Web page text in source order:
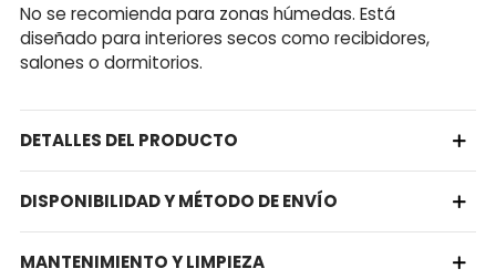
No se recomienda para zonas húmedas. Está
diseñado para interiores secos como recibidores,
salones o dormitorios.
DETALLES DEL PRODUCTO
DISPONIBILIDAD Y MÉTODO DE ENVÍO
MANTENIMIENTO Y LIMPIEZA